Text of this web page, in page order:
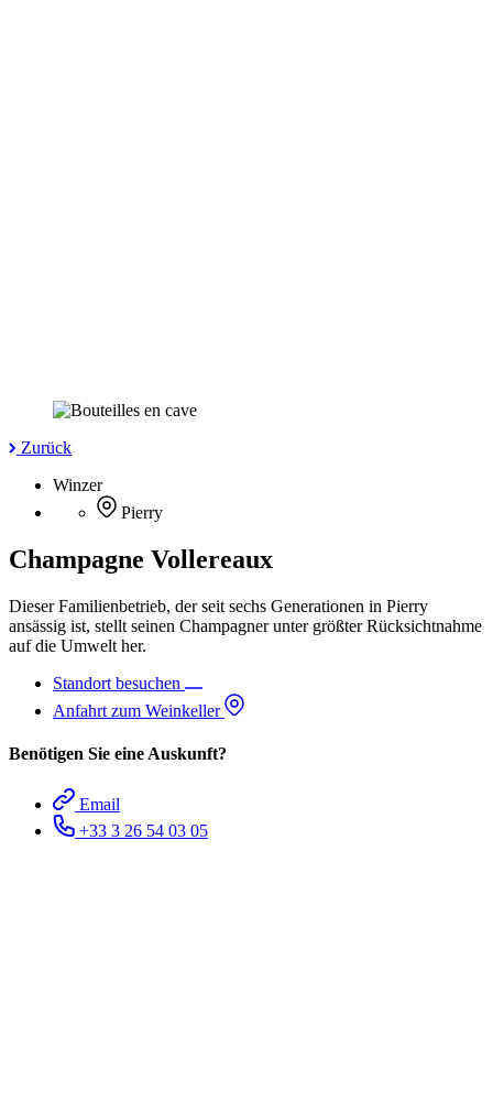
Zurück
Winzer
Pierry
Champagne Vollereaux
Dieser Familienbetrieb, der seit sechs Generationen in Pierry
ansässig ist, stellt seinen Champagner unter größter Rücksichtnahme
auf die Umwelt her.
Standort besuchen
Anfahrt zum Weinkeller
Benötigen Sie eine Auskunft?
Email
+33 3 26 54 03 05